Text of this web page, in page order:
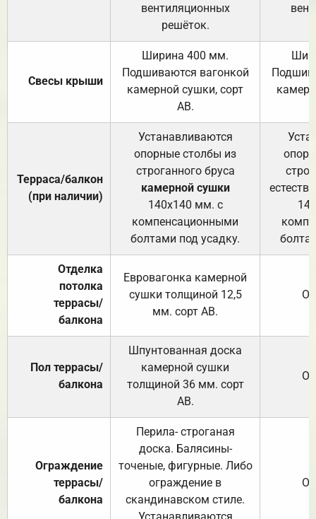
вентиляционных
решёток.
Свесы крыши
Ширина 400 мм.
Подшиваются вагонкой
камерной сушки, сорт
АВ.
Терраса/балкон
(при наличии)
Устанавливаются
опорные столбы из
строганного бруса
камерной сушки
140х140 мм. с
компенсационными
болтами под усадку.
Отделка
потолка
террасы/
балкона
Евровагонка камерной
сушки толщиной 12,5
мм. сорт АВ.
Пол террасы/
балкона
Шпунтованная доска
камерной сушки
толщиной 36 мм. сорт
АВ.
Ограждение
террасы/
балкона
Перила- строганая
доска. Балясины-
точеные, фигурные. Либо
ограждение в
скандинавском стиле.